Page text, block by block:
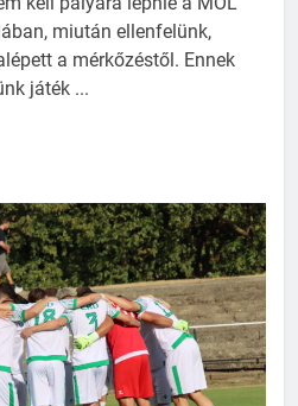
miután ellenfelünk,
a mérkőzéstől. Ennek
játék ...